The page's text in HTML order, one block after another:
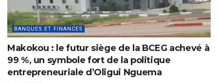
BANQUES ET FINANCES
Makokou : le futur siège de la BCEG achevé à
99 %, un symbole fort de la politique
entrepreneuriale d’Oligui Nguema